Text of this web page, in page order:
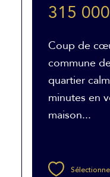
315
Coup de
commune
quartier
minutes en
maison...